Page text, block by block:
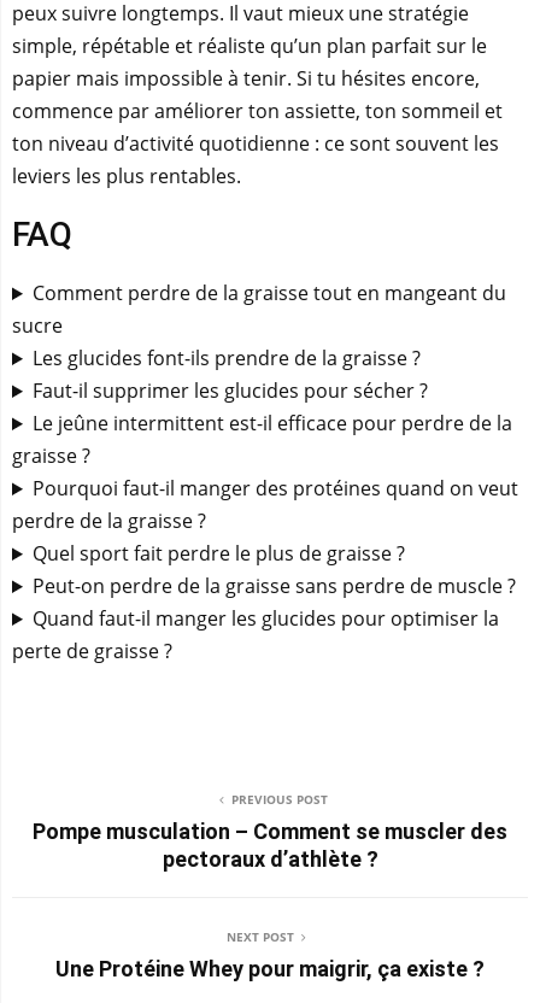
peux suivre longtemps. Il vaut mieux une stratégie
simple, répétable et réaliste qu’un plan parfait sur le
papier mais impossible à tenir. Si tu hésites encore,
commence par améliorer ton assiette, ton sommeil et
ton niveau d’activité quotidienne : ce sont souvent les
leviers les plus rentables.
FAQ
Comment perdre de la graisse tout en mangeant du
sucre
Les glucides font-ils prendre de la graisse ?
Faut-il supprimer les glucides pour sécher ?
Le jeûne intermittent est-il efficace pour perdre de la
graisse ?
Pourquoi faut-il manger des protéines quand on veut
perdre de la graisse ?
Quel sport fait perdre le plus de graisse ?
Peut-on perdre de la graisse sans perdre de muscle ?
Quand faut-il manger les glucides pour optimiser la
perte de graisse ?
PREVIOUS POST
Pompe musculation – Comment se muscler des
pectoraux d’athlète ?
NEXT POST
Une Protéine Whey pour maigrir, ça existe ?